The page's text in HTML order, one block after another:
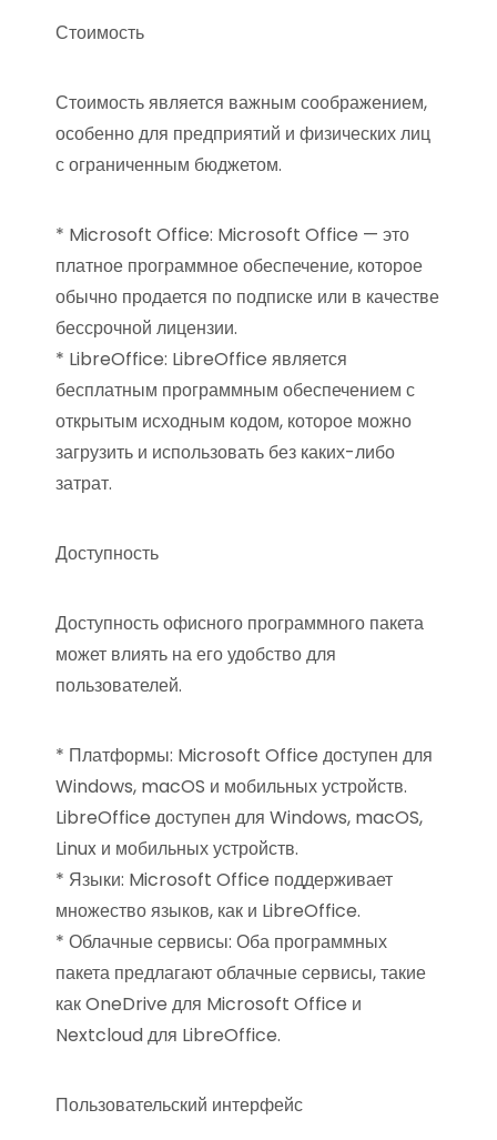
Стоимость
Стоимость является важным соображением,
особенно для предприятий и физических лиц
с ограниченным бюджетом.
* Microsoft Office: Microsoft Office — это
платное программное обеспечение, которое
обычно продается по подписке или в качестве
бессрочной лицензии.
* LibreOffice: LibreOffice является
бесплатным программным обеспечением с
открытым исходным кодом, которое можно
загрузить и использовать без каких-либо
затрат.
Доступность
Доступность офисного программного пакета
может влиять на его удобство для
пользователей.
* Платформы: Microsoft Office доступен для
Windows, macOS и мобильных устройств.
LibreOffice доступен для Windows, macOS,
Linux и мобильных устройств.
* Языки: Microsoft Office поддерживает
множество языков, как и LibreOffice.
* Облачные сервисы: Оба программных
пакета предлагают облачные сервисы, такие
как OneDrive для Microsoft Office и
Nextcloud для LibreOffice.
Пользовательский интерфейс